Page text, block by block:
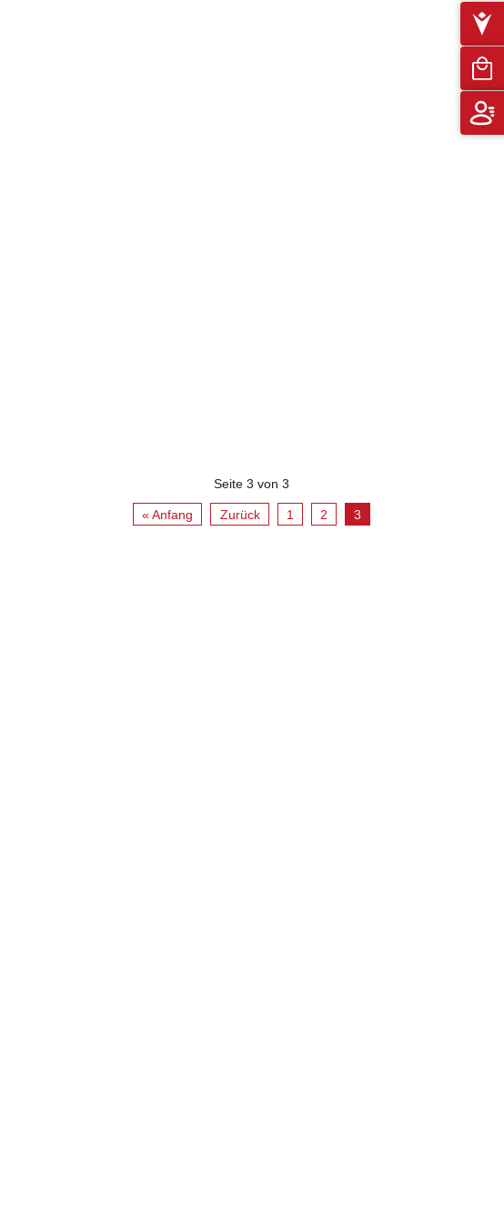
Seite 3 von 3
« Anfang Zurück 1 2 3